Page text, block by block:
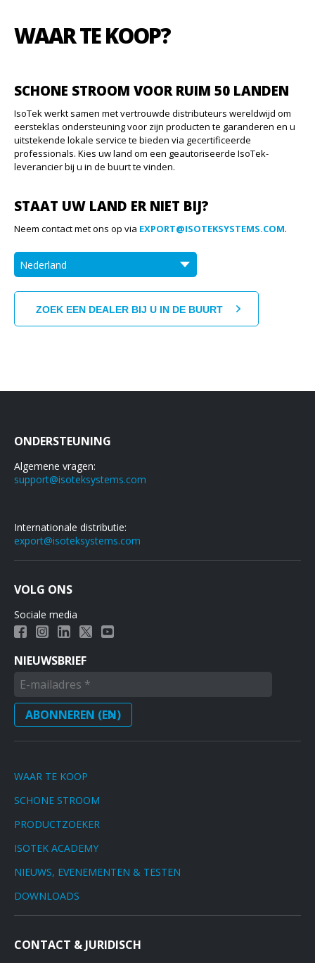
WAAR TE KOOP?
SCHONE STROOM VOOR RUIM 50 LANDEN
IsoTek werkt samen met vertrouwde distributeurs wereldwijd om
eersteklas ondersteuning voor zijn producten te garanderen en u
uitstekende lokale service te bieden via gecertificeerde
professionals. Kies uw land om een geautoriseerde IsoTek-
leverancier bij u in de buurt te vinden.
STAAT UW LAND ER NIET BIJ?
Neem contact met ons op via EXPORT@ISOTEKSYSTEMS.COM.
ONDERSTEUNING
Algemene vragen:
support@isoteksystems.com
Internationale distributie:
export@isoteksystems.com
VOLG ONS
Sociale media
NIEUWSBRIEF
WAAR TE KOOP
SCHONE STROOM
PRODUCTZOEKER
ISOTEK ACADEMY
NIEUWS, EVENEMENTEN & TESTEN
DOWNLOADS
CONTACT & JURIDISCH